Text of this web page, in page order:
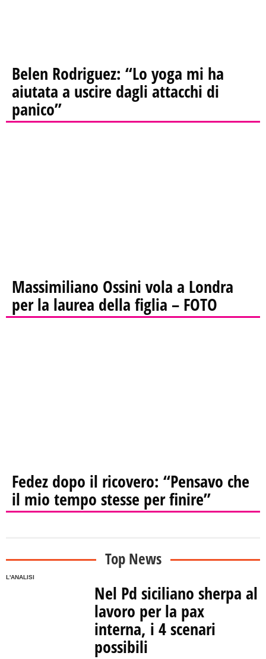
Belen Rodriguez: “Lo yoga mi ha
aiutata a uscire dagli attacchi di
panico”
Massimiliano Ossini vola a Londra
per la laurea della figlia – FOTO
Fedez dopo il ricovero: “Pensavo che
il mio tempo stesse per finire”
Top News
L'ANALISI
Nel Pd siciliano sherpa al
lavoro per la pax
interna, i 4 scenari
possibili